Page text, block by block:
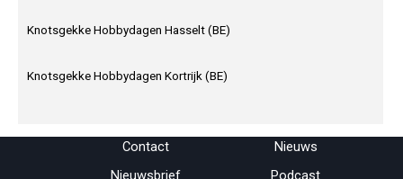
Knotsgekke Hobbydagen Hasselt (BE)
Knotsgekke Hobbydagen Kortrijk (BE)
Menu overslaan
Contact
Nieuws
Nieuwsbrief
Podcast